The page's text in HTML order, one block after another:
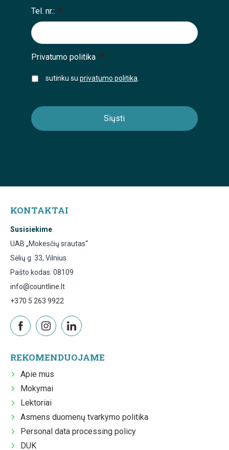
Tel. nr.: *
Privatumo politika *
sutinku su privatumo politika
KONTAKTAI
Susisiekime
UAB „Mokesčių srautas“
Sėlių g. 33, Vilnius
Pašto kodas: 08109
info@countline.lt
+370 5 263 9922
REKOMENDUOJAME
Apie mus
Mokymai
Lektoriai
Asmens duomenų tvarkymo politika
Personal data processing policy
DUK